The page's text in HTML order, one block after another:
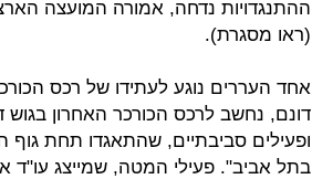
(ראו מסגרת).
דונם, נחשב לרכס הכורכר האחרון
ופעילים סביבתיים, שהתאגדו תחת
בתל אביב". פעילי המטה, שמייצג עו"ד